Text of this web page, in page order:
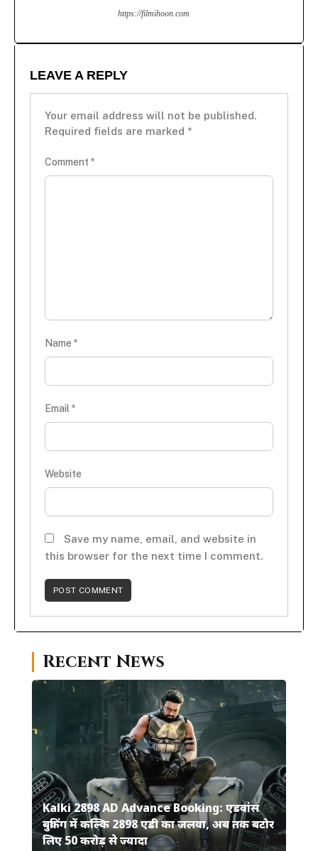
https://filmihoon.com
LEAVE A REPLY
Your email address will not be published.
Required fields are marked *
Comment *
Name *
Email *
Website
Save my name, email, and website in
this browser for the next time I comment.
Recent News
Kalki 2898 AD Advance Booking: एडवांस
बुकिंग में कल्कि 2898 एडी का जलवा, अब तक बटोर
लिए 50 करोड़ से ज्यादा